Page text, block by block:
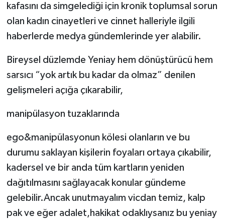
kafasını da simgelediği için kronik toplumsal sorun
olan kadın cinayetleri ve cinnet halleriyle ilgili
haberlerde medya gündemlerinde yer alabilir.
Bireysel düzlemde Yeniay hem dönüştürücü hem
sarsıcı “yok artık bu kadar da olmaz” denilen
gelişmeleri açığa çıkarabilir,
manipülasyon tuzaklarında
ego&manipülasyonun kölesi olanların ve bu
durumu saklayan kişilerin foyaları ortaya çıkabilir,
kadersel ve bir anda tüm kartların yeniden
dağıtılmasını sağlayacak konular gündeme
gelebilir.Ancak unutmayalım vicdan temiz, kalp
pak ve eğer adalet,hakikat odaklıysanız bu yeniay